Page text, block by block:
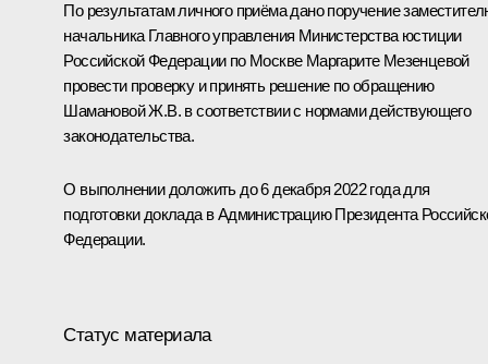
По результатам личного приёма дано поручение
начальника Главного управления Министерства юстиции
Российской Федерации по Москве Маргарите Мезенцевой
провести проверку и принять решение по обращению
Шамановой Ж.В. в соответствии с нормами действующего
законодательства.
О выполнении доложить до 6 декабря 2022 года для
подготовки доклада в Администрацию Президента
Федерации.
Статус материала